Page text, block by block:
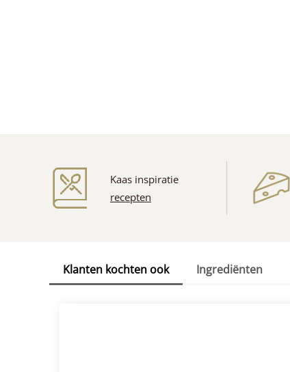
Kaas inspiratie
recepten
Klanten kochten ook Ingrediënten